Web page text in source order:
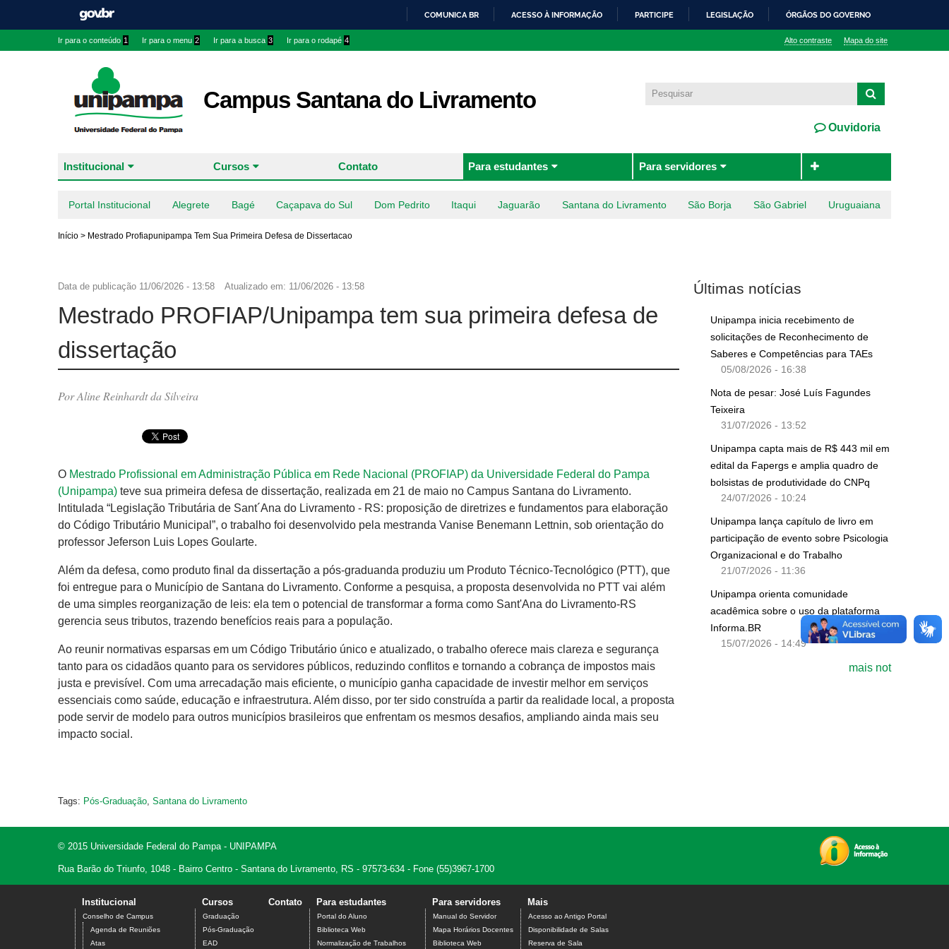
COMUNICA BR ACESSO À INFORMAÇÃO PARTICIPE LEGISLAÇÃO ÓRGÃOS DO GOVERNO
Ir para o conteúdo 1 Ir para o menu 2 Ir para a busca 3 Ir para o rodapé 4 Alto contraste Mapa do site
Campus Santana do Livramento
Ouvidoria
Institucional Cursos Contato Para estudantes Para servidores
Portal Institucional Alegrete Bagé Caçapava do Sul Dom Pedrito Itaqui Jaguarão Santana do Livramento São Borja São Gabriel Uruguaiana
Início > Mestrado Profiapunipampa Tem Sua Primeira Defesa de Dissertacao
Data de publicação 11/06/2026 - 13:58 Atualizado em: 11/06/2026 - 13:58
Mestrado PROFIAP/Unipampa tem sua primeira defesa de
dissertação
Por Aline Reinhardt da Silveira
O Mestrado Profissional em Administração Pública em Rede Nacional (PROFIAP) da Universidade Federal do Pampa
(Unipampa) teve sua primeira defesa de dissertação, realizada em 21 de maio no Campus Santana do Livramento.
Intitulada “Legislação Tributária de Sant´Ana do Livramento - RS: proposição de diretrizes e fundamentos para elaboração
do Código Tributário Municipal”, o trabalho foi desenvolvido pela mestranda Vanise Benemann Lettnin, sob orientação do
professor Jeferson Luis Lopes Goularte.
Além da defesa, como produto final da dissertação a pós-graduanda produziu um Produto Técnico-Tecnológico (PTT), que
foi entregue para o Município de Santana do Livramento. Conforme a pesquisa, a proposta desenvolvida no PTT vai além
de uma simples reorganização de leis: ela tem o potencial de transformar a forma como Sant'Ana do Livramento-RS
gerencia seus tributos, trazendo benefícios reais para a população.
Ao reunir normativas esparsas em um Código Tributário único e atualizado, o trabalho oferece mais clareza e segurança
tanto para os cidadãos quanto para os servidores públicos, reduzindo conflitos e tornando a cobrança de impostos mais
justa e previsível. Com uma arrecadação mais eficiente, o município ganha capacidade de investir melhor em serviços
essenciais como saúde, educação e infraestrutura. Além disso, por ter sido construída a partir da realidade local, a proposta
pode servir de modelo para outros municípios brasileiros que enfrentam os mesmos desafios, ampliando ainda mais seu
impacto social.
Tags: Pós-Graduação Santana do Livramento
Últimas notícias
Unipampa inicia recebimento de
solicitações de Reconhecimento de
Saberes e Competências para TAEs
05/08/2026 - 16:38
Nota de pesar: José Luís Fagundes
Teixeira
31/07/2026 - 13:52
Unipampa capta mais de R$ 443 mil em
edital da Fapergs e amplia quadro de
bolsistas de produtividade do CNPq
24/07/2026 - 10:24
Unipampa lança capítulo de livro em
participação de evento sobre Psicologia
Organizacional e do Trabalho
21/07/2026 - 11:36
Unipampa orienta comunidade
acadêmica sobre o uso da plataforma
Informa.BR
15/07/2026 - 14:49
mais not
© 2015 Universidade Federal do Pampa - UNIPAMPA
Rua Barão do Triunfo, 1048 - Bairro Centro - Santana do Livramento, RS - 97573-634 - Fone (55)3967-1700
Institucional
Conselho de Campus
Agenda de Reuniões
Atas
Cursos
Graduação
Pós-Graduação
EAD
Contato Para estudantes
Portal do Aluno
Biblioteca Web
Normalização de Trabalhos
Para servidores
Manual do Servidor
Mapa Horários Docentes
Biblioteca Web
Mais
Acesso ao Antigo Portal
Disponibilidade de Salas
Reserva de Sala